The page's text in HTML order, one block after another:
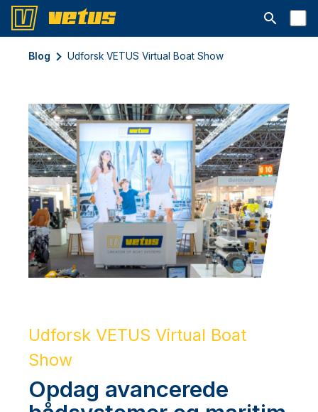
Åbn
Blog Udforsk VETUS Virtual Boat Show
Udforsk VETUS Virtual Boat
Show
Opdag avancerede